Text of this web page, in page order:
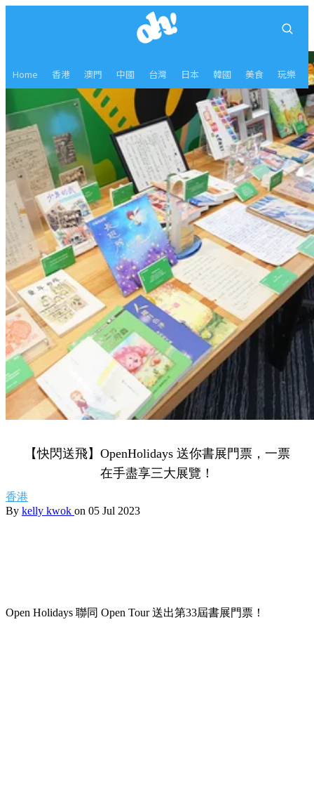
Home 香港 澳門 中國 台灣 日本 韓國 美食 玩樂
【快閃送飛】OpenHolidays 送你書展門票，一票
在手盡享三大展覽！
香港
By kelly kwok on 05 Jul 2023
Open Holidays 聯同 Open Tour 送出第33屆書展門票！